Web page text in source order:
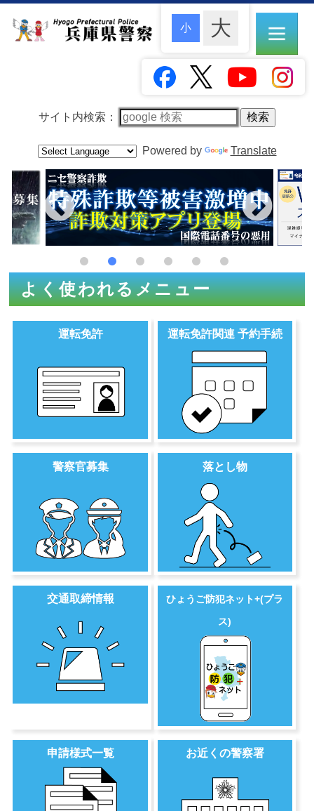
サイト内検索：
Powered by Translate
よく使われるメニュー
運転免許 運転免許関連 予約手続
警察官募集 落とし物
交通取締情報
ひょうご防犯ネット+(プラ
ス)
申請様式一覧 お近くの警察署